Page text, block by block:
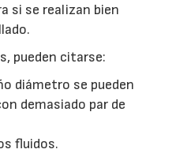
si se realizan bien
pueden citarse:
diámetro se pueden
demasiado par de
fluidos.